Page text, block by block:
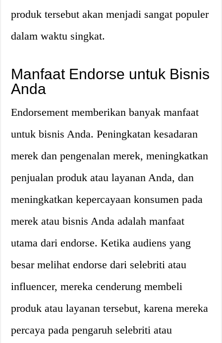
produk tersebut akan menjadi sangat populer
dalam waktu singkat.
Manfaat Endorse untuk Bisnis
Anda
Endorsement memberikan banyak manfaat
untuk bisnis Anda. Peningkatan kesadaran
merek dan pengenalan merek, meningkatkan
penjualan produk atau layanan Anda, dan
meningkatkan kepercayaan konsumen pada
merek atau bisnis Anda adalah manfaat
utama dari endorse. Ketika audiens yang
besar melihat endorse dari selebriti atau
influencer, mereka cenderung membeli
produk atau layanan tersebut, karena mereka
percaya pada pengaruh selebriti atau